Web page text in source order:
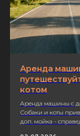
Аренда
котом
Аренда машины с
Собаки и коты
доп. мойка -